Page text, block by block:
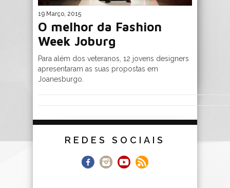
19 Março, 2015
O melhor da Fashion
Week Joburg
Para além dos veteranos, 12 jovens designers
apresentaram as suas propostas em
Joanesburgo.
REDES SOCIAIS